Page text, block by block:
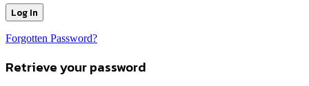
Forgotten Password?
Retrieve your password